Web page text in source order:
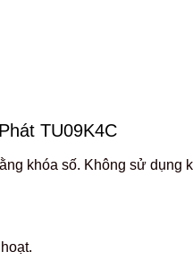
TU09K4C
khóa số. Không sử dụng